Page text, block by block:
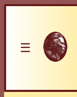
☰